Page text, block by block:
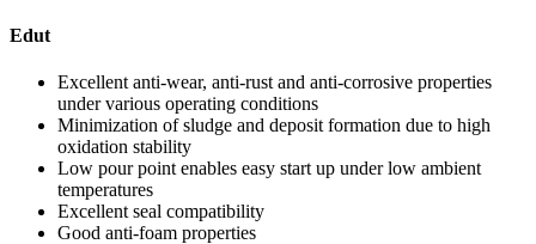
Edut
Excellent anti-wear, anti-rust and anti-corrosive properties
under various operating conditions
Minimization of sludge and deposit formation due to high
oxidation stability
Low pour point enables easy start up under low ambient
temperatures
Excellent seal compatibility
Good anti-foam properties